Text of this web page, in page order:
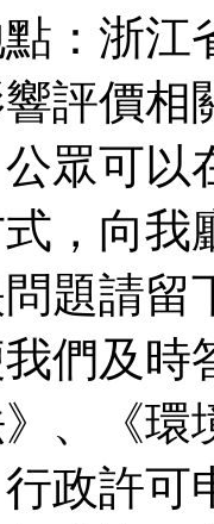
：浙江
評價
眾可以
，向我
題請
們及時
、《環
政許可